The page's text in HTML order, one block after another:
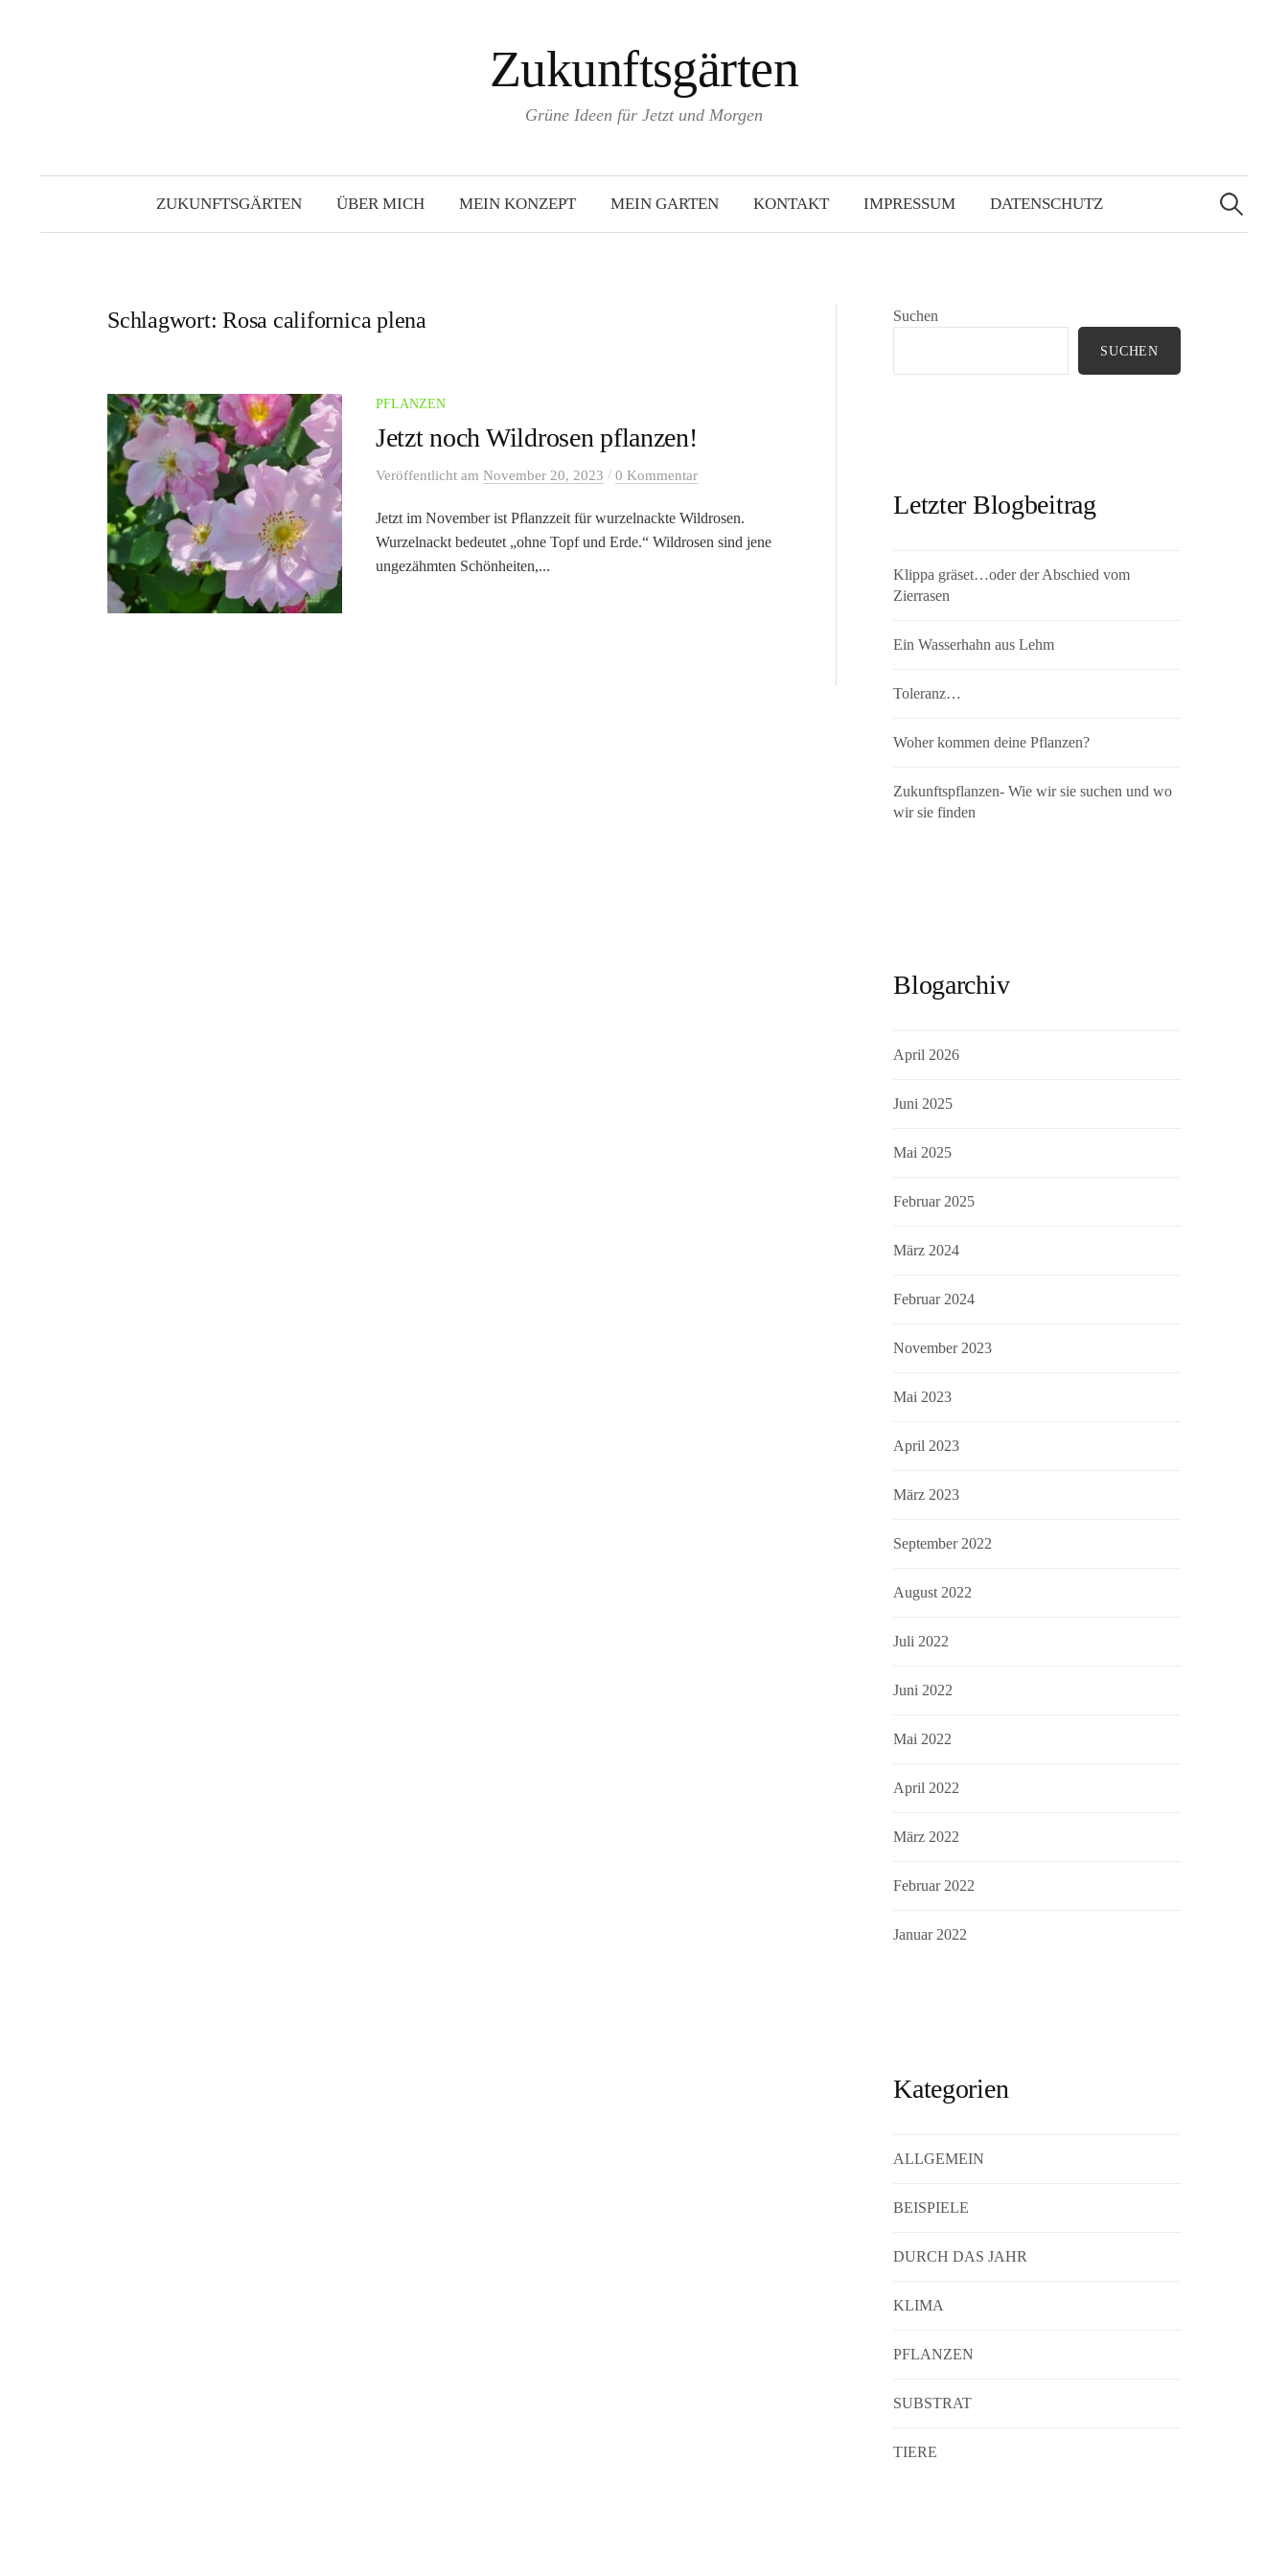
Zukunftsgärten
Grüne Ideen für Jetzt und Morgen
ZUKUNFTSGÄRTEN ÜBER MICH MEIN KONZEPT MEIN GARTEN KONTAKT IMPRESSUM DATENSCHUTZ
Suchen
nach:
Schlagwort:Rosa californica plena
PFLANZEN
Jetzt noch Wildrosen pflanzen!
Veröffentlicht am November 20, 2023 / 0 Kommentar
Jetzt im November ist Pflanzzeit für wurzelnackte Wildrosen.
Wurzelnackt bedeutet „ohne Topf und Erde.“ Wildrosen sind jene
ungezähmten Schönheiten,...
Suchen
SUCHEN
Letzter Blogbeitrag
Klippa gräset…oder der Abschied vom
Zierrasen
Ein Wasserhahn aus Lehm
Toleranz…
Woher kommen deine Pflanzen?
Zukunftspflanzen- Wie wir sie suchen und wo
wir sie finden
Blogarchiv
April 2026
Juni 2025
Mai 2025
Februar 2025
März 2024
Februar 2024
November 2023
Mai 2023
April 2023
März 2023
September 2022
August 2022
Juli 2022
Juni 2022
Mai 2022
April 2022
März 2022
Februar 2022
Januar 2022
Kategorien
ALLGEMEIN
BEISPIELE
DURCH DAS JAHR
KLIMA
PFLANZEN
SUBSTRAT
TIERE